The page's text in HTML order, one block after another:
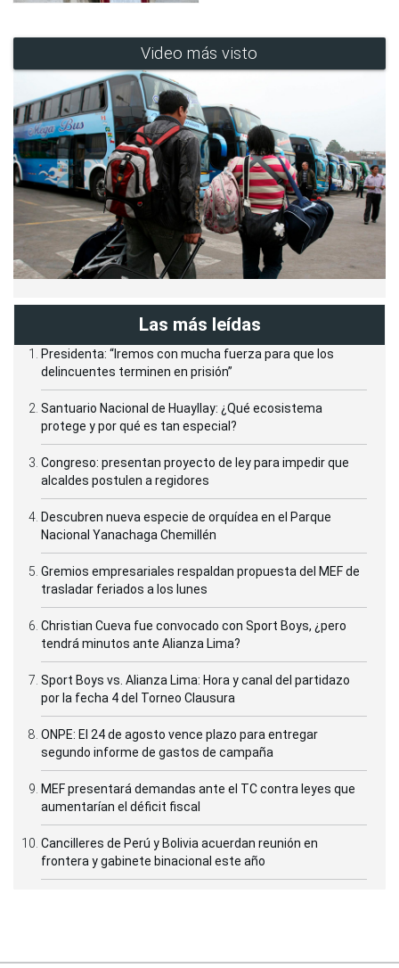
Video más visto
Las más leídas
Presidenta: “Iremos con mucha fuerza para que los
delincuentes terminen en prisión”
Santuario Nacional de Huayllay: ¿Qué ecosistema
protege y por qué es tan especial?
Congreso: presentan proyecto de ley para impedir que
alcaldes postulen a regidores
Descubren nueva especie de orquídea en el Parque
Nacional Yanachaga Chemillén
Gremios empresariales respaldan propuesta del MEF de
trasladar feriados a los lunes
Christian Cueva fue convocado con Sport Boys, ¿pero
tendrá minutos ante Alianza Lima?
Sport Boys vs. Alianza Lima: Hora y canal del partidazo
por la fecha 4 del Torneo Clausura
ONPE: El 24 de agosto vence plazo para entregar
segundo informe de gastos de campaña
MEF presentará demandas ante el TC contra leyes que
aumentarían el déficit fiscal
Cancilleres de Perú y Bolivia acuerdan reunión en
frontera y gabinete binacional este año